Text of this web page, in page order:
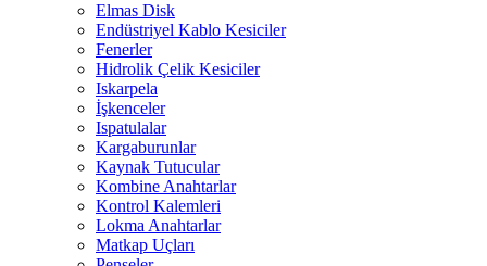
Elmas Disk
Endüstriyel Kablo Kesiciler
Fenerler
Hidrolik Çelik Kesiciler
Iskarpela
İşkenceler
Ispatulalar
Kargaburunlar
Kaynak Tutucular
Kombine Anahtarlar
Kontrol Kalemleri
Lokma Anahtarlar
Matkap Uçları